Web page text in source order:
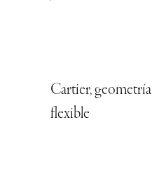
Cartier, geometría
flexible